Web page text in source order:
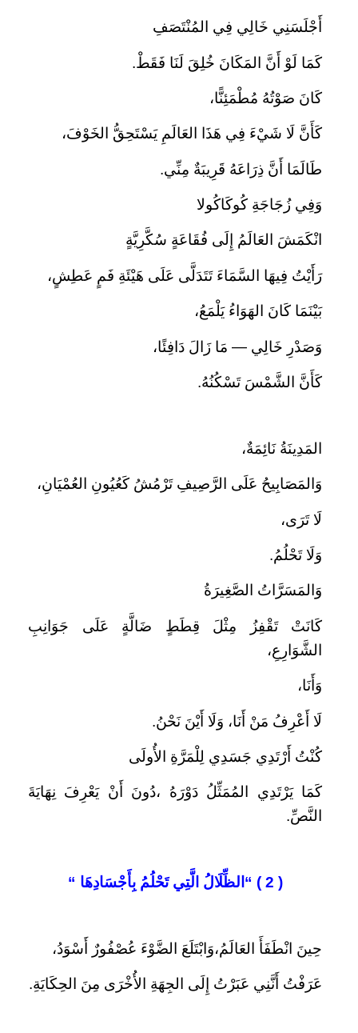
أَجْلَسَنِي خَالِي فِي المُنْتَصَفِ
كَمَا لَوْ أَنَّ المَكَانَ خُلِقَ لَنَا فَقَطْ.
كَانَ صَوْتُهُ مُطْمَئِنًّا،
كَأَنَّ لَا شَيْءَ فِي هَذَا العَالَمِ يَسْتَحِقُّ الخَوْفَ،
طَالَمَا أَنَّ ذِرَاعَهُ قَرِيبَةٌ مِنِّي.
وَفِي زُجَاجَةِ كُوكَاكُولا
انْكَمَشَ العَالَمُ إِلَى فُقَاعَةٍ سُكَّرِيَّةٍ
رَأَيْتُ فِيهَا السَّمَاءَ تَتَدَلَّى عَلَى هَيْئَةِ فَمٍ عَطِشٍ،
بَيْنَمَا كَانَ الهَوَاءُ يَلْمَعُ،
وَصَدْرِ خَالِي — مَا زَالَ دَافِئًا،
كَأَنَّ الشَّمْسَ تَسْكُنُهُ.
المَدِينَةُ نَائِمَةٌ،
وَالمَصَابِيحُ عَلَى الرَّصِيفِ تَرْمُشُ كَعُيُونِ العُمْيَانِ،
لَا تَرَى،
وَلَا تَحْلُمُ.
وَالمَسَرَّاتُ الصَّغِيرَةُ
كَانَتْ تَقْفِزُ مِثْلَ قِطَطٍ ضَالَّةٍ عَلَى جَوَانِبِ
الشَّوَارِعِ،
وَأَنَا،
لَا أَعْرِفُ مَنْ أَنَا، وَلَا أَيْنَ نَحْنُ.
كُنْتُ أَرْتَدِي جَسَدِي لِلْمَرَّةِ الأُولَى
كَمَا يَرْتَدِي المُمَثِّلُ دَوْرَهُ ،دُونَ أَنْ يَعْرِفَ نِهَايَةَ
النَّصِّ.
( 2 ) “ الظِّلَالُ الَّتِي تَحْلُمُ بِأَجْسَادِهَا “
حِينَ انْطَفَأَ العَالَمُ،وَابْتَلَعَ الضَّوْءَ عُصْفُورٌ أَسْوَدُ،
عَرَفْتُ أَنَّنِي عَبَرْتُ إِلَى الجِهَةِ الأُخْرَى مِنَ الحِكَايَةِ.